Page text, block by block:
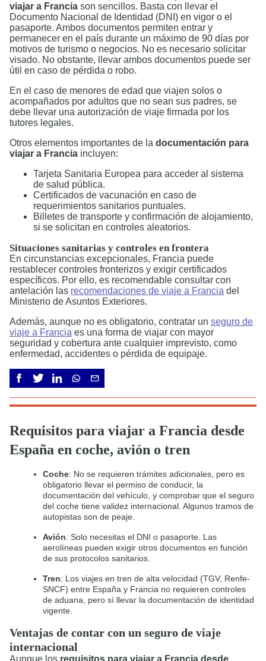
viajar a Francia son sencillos. Basta con llevar el
Documento Nacional de Identidad (DNI) en vigor o el
pasaporte. Ambos documentos permiten entrar y
permanecer en el país durante un máximo de 90 días por
motivos de turismo o negocios. No es necesario solicitar
visado. No obstante, llevar ambos documentos puede ser
útil en caso de pérdida o robo.
En el caso de menores de edad que viajen solos o
acompañados por adultos que no sean sus padres, se
debe llevar una autorización de viaje firmada por los
tutores legales.
Otros elementos importantes de la documentación para
viajar a Francia incluyen:
Tarjeta Sanitaria Europea para acceder al sistema
de salud pública.
Certificados de vacunación en caso de
requerimientos sanitarios puntuales.
Billetes de transporte y confirmación de alojamiento,
si se solicitan en controles aleatorios.
Situaciones sanitarias y controles en frontera
En circunstancias excepcionales, Francia puede
restablecer controles fronterizos y exigir certificados
específicos. Por ello, es recomendable consultar con
antelación las recomendaciones de viaje a Francia del
Ministerio de Asuntos Exteriores.
Además, aunque no es obligatorio, contratar un seguro de
viaje a Francia es una forma de viajar con mayor
seguridad y cobertura ante cualquier imprevisto, como
enfermedad, accidentes o pérdida de equipaje.
Requisitos para viajar a Francia desde
España en coche, avión o tren
Coche: No se requieren trámites adicionales, pero es
obligatorio llevar el permiso de conducir, la
documentación del vehículo, y comprobar que el seguro
del coche tiene validez internacional. Algunos tramos de
autopistas son de peaje.
Avión: Solo necesitas el DNI o pasaporte. Las
aerolíneas pueden exigir otros documentos en función
de sus protocolos sanitarios.
Tren: Los viajes en tren de alta velocidad (TGV, Renfe-
SNCF) entre España y Francia no requieren controles
de aduana, pero sí llevar la documentación de identidad
vigente.
Ventajas de contar con un seguro de viaje
internacional